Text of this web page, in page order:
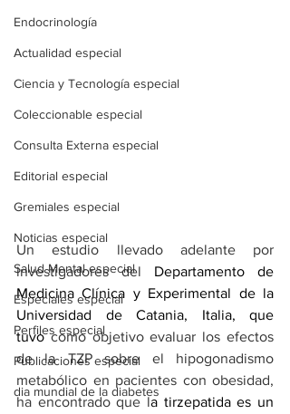
Endocrinología
Actualidad especial
Ciencia y Tecnología especial
Coleccionable especial
Consulta Externa especial
Editorial especial
Gremiales especial
Noticias especial
Salud Mental especial
Especiales especial
Perfiles especial
Publicaciones especial
dia mundial de la diabetes
Un estudio llevado adelante por
investigadores del Departamento de
Medicina Clínica y Experimental de la
Universidad de Catania, Italia, que
tuvo como objetivo evaluar los efectos
de la TZP sobre el hipogonadismo
metabólico en pacientes con obesidad,
ha encontrado que la tirzepatida es un